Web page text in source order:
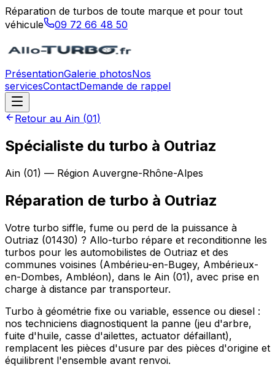
Réparation de turbos de toute marque et pour tout
véhicule
09 72 66 48 50
PrésentationGalerie photosNos
servicesContactDemande de rappel
Retour au Ain (01)
Spécialiste du turbo à Outriaz
Ain (01) — Région Auvergne-Rhône-Alpes
Réparation de turbo à Outriaz
Votre turbo siffle, fume ou perd de la puissance à
Outriaz (01430) ? Allo-turbo répare et reconditionne les
turbos pour les automobilistes de Outriaz et des
communes voisines (Ambérieu-en-Bugey, Ambérieux-
en-Dombes, Ambléon), dans le Ain (01), avec prise en
charge à distance par transporteur.
Turbo à géométrie fixe ou variable, essence ou diesel :
nos techniciens diagnostiquent la panne (jeu d'arbre,
fuite d'huile, casse d'ailettes, actuator défaillant),
remplacent les pièces d'usure par des pièces d'origine et
équilibrent l'ensemble avant renvoi.